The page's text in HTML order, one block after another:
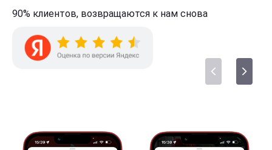
90% клиентов, возвращаются к нам снова